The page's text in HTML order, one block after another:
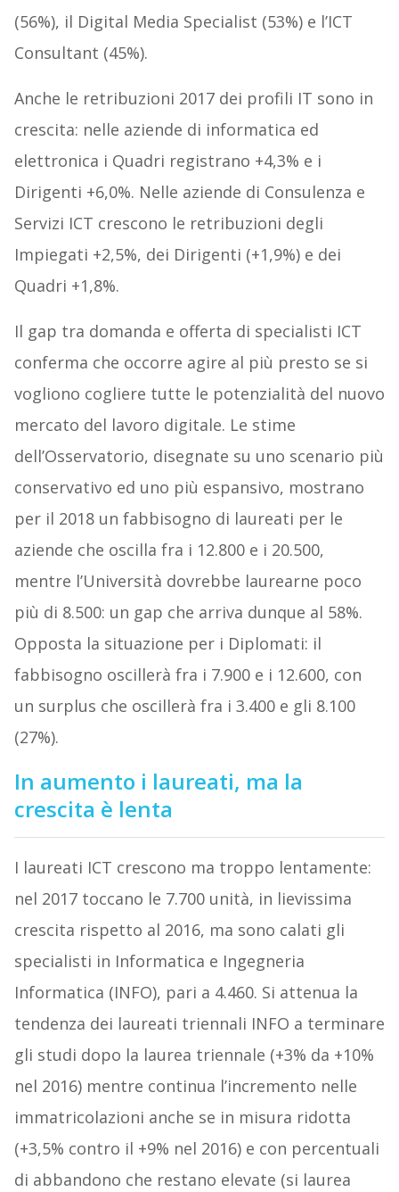
(56%), il Digital Media Specialist (53%) e l’ICT
Consultant (45%).
Anche le retribuzioni 2017 dei profili IT sono in
crescita: nelle aziende di informatica ed
elettronica i Quadri registrano +4,3% e i
Dirigenti +6,0%. Nelle aziende di Consulenza e
Servizi ICT crescono le retribuzioni degli
Impiegati +2,5%, dei Dirigenti (+1,9%) e dei
Quadri +1,8%.
Il gap tra domanda e offerta di specialisti ICT
conferma che occorre agire al più presto se si
vogliono cogliere tutte le potenzialità del nuovo
mercato del lavoro digitale. Le stime
dell’Osservatorio, disegnate su uno scenario più
conservativo ed uno più espansivo, mostrano
per il 2018 un fabbisogno di laureati per le
aziende che oscilla fra i 12.800 e i 20.500,
mentre l’Università dovrebbe laurearne poco
più di 8.500: un gap che arriva dunque al 58%.
Opposta la situazione per i Diplomati: il
fabbisogno oscillerà fra i 7.900 e i 12.600, con
un surplus che oscillerà fra i 3.400 e gli 8.100
(27%).
In aumento i laureati, ma la
crescita è lenta
I laureati ICT crescono ma troppo lentamente:
nel 2017 toccano le 7.700 unità, in lievissima
crescita rispetto al 2016, ma sono calati gli
specialisti in Informatica e Ingegneria
Informatica (INFO), pari a 4.460. Si attenua la
tendenza dei laureati triennali INFO a terminare
gli studi dopo la laurea triennale (+3% da +10%
nel 2016) mentre continua l’incremento nelle
immatricolazioni anche se in misura ridotta
(+3,5% contro il +9% nel 2016) e con percentuali
di abbandono che restano elevate (si laurea